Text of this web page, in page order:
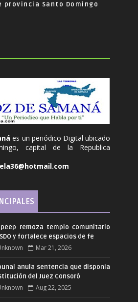
provincia Santo Domingo
es un periódico Digital ubicado
capital de la Republica
remoza templo comunitario
y fortalece espacios de fe
Mar 21, 2026
anula sentencia que disponia
del Juez Consoró
Aug 22, 2025